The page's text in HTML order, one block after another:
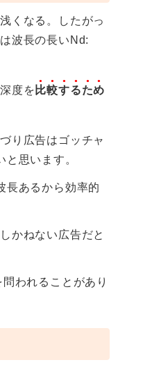
くなる。したがっ
波長の長いNd:
度を 比較するため
り広告はゴッチャ
思います。
長あるから効率的
かねない広告だと
われることがあり